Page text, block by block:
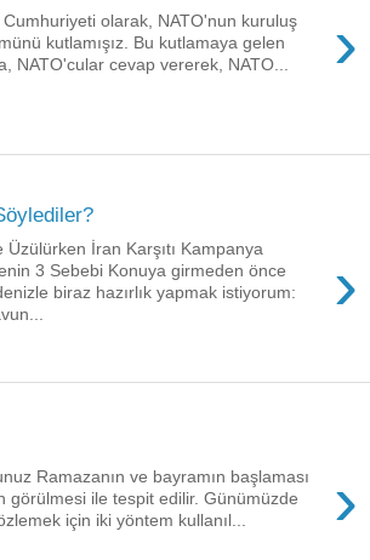
›
olarak, NATO'nun kuruluş
kutlamışız. Bu kutlamaya gelen
NATO'cular cevap vererek, NATO...
›
Üzülürken İran Karşıtı Kampanya
3 Sebebi Konuya girmeden önce
biraz hazırlık yapmak istiyorum:
›
Ramazanın ve bayramın başlaması
görülmesi ile tespit edilir. Günümüzde
için iki yöntem kullanıl...